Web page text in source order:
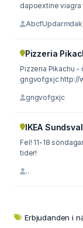
AbcfUpdarmdak
Pizzeria
Pizzeria Pikachu
gngvofgxjc http://
gngvofgxjc
IKEA
Fel! 11-18
tider!
..
Erbjudanden i